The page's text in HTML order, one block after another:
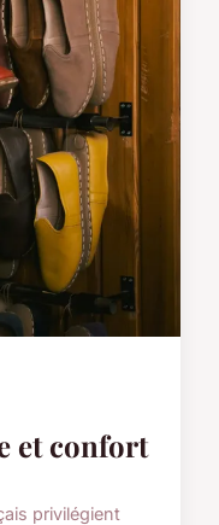
et confort
privilégient